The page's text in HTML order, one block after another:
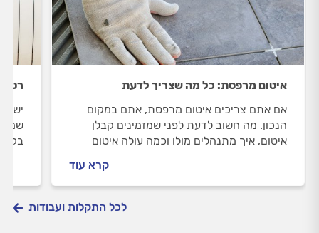
איטום מרפסת: כל מה שצריך לדעת
אם אתם צריכים איטום מרפסת, אתם במקום
הנכון. מה חשוב לדעת לפני שמזמינים קבלן
איטום, איך מתנהלים מולו וכמה עולה איטום
קרא עוד
יש
לכל התקלות ועבודות